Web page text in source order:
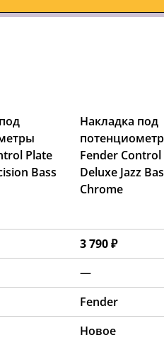
Plate
Bass
Накладка под
Fender Control
Deluxe Jazz
Chrome
3 790 ₽
—
Fender
Новое